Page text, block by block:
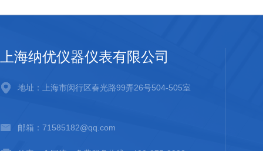
上海纳优仪器仪表有限公司
地址：上海市闵行区春光路99弄26号504-505室
邮箱：71585182@qq.com